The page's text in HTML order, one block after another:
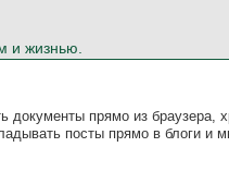
и жизнью.
документы прямо из браузера,
посты прямо в блоги и